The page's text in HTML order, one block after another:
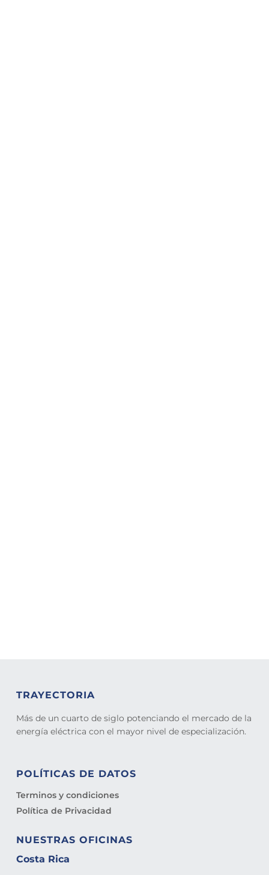
TRAYECTORIA
Más de un cuarto de siglo potenciando el mercado de la
energía eléctrica con el mayor nivel de especialización.
POLÍTICAS DE DATOS
Terminos y condiciones
Política de Privacidad
NUESTRAS OFICINAS
Costa Rica